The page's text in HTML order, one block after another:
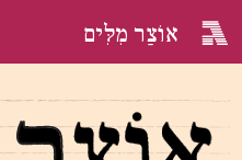
אוֹצַר מִלִּים